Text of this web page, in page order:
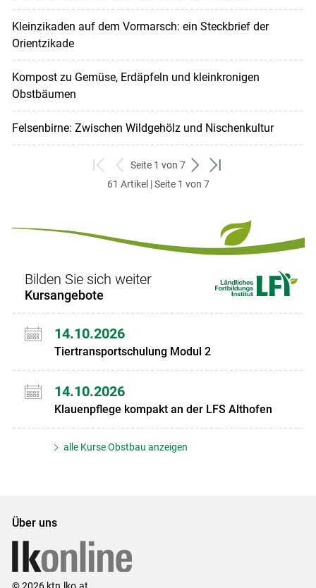
Kleinzikaden auf dem Vormarsch: ein Steckbrief der
Orientzikade
Kompost zu Gemüse, Erdäpfeln und kleinkronigen
Obstbäumen
Felsenbirne: Zwischen Wildgehölz und Nischenkultur
zum
ersten
zurück
zum
Seite 1 von 7
weiter
zum
zum
61 Artikel | Seite 1 von 7
Bilden Sie sich weiter
Kursangebote
14.10.2026
Tiertransportschulung Modul 2
14.10.2026
Klauenpflege kompakt an der LFS Althofen
alle Kurse Obstbau anzeigen
Über uns